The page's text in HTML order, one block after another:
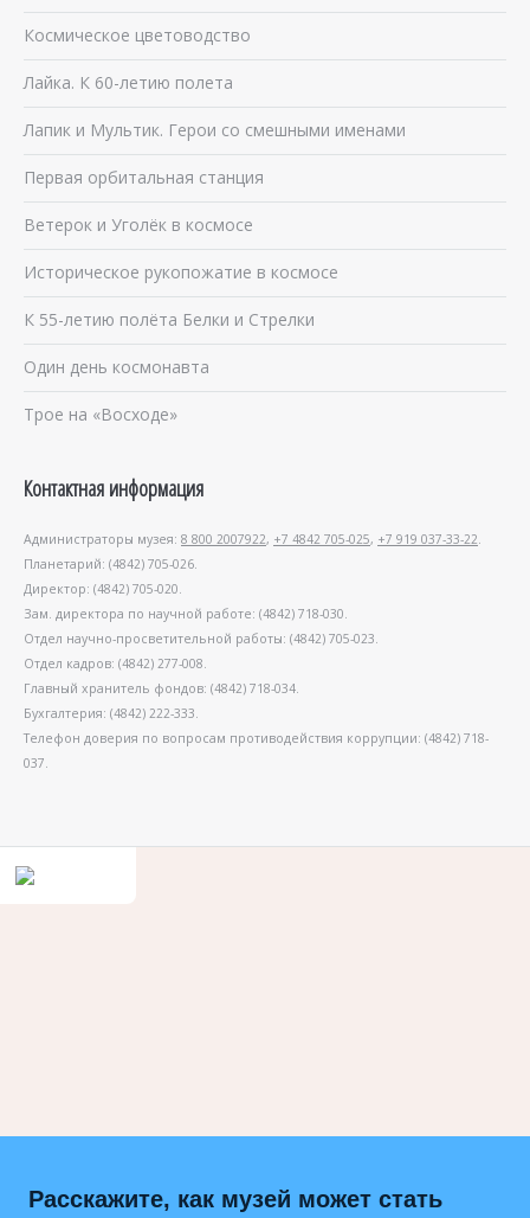
Космическое цветоводство
Лайка. К 60-летию полета
Лапик и Мультик. Герои со смешными именами
Первая орбитальная станция
Ветерок и Уголёк в космосе
Историческое рукопожатие в космосе
К 55-летию полёта Белки и Стрелки
Один день космонавта
Трое на «Восходе»
Контактная информация
Администраторы музея: 8 800 2007922, +7 4842 705-025, +7 919 037-33-22.
Планетарий: (4842) 705-026.
Директор: (4842) 705-020.
Зам. директора по научной работе: (4842) 718-030.
Отдел научно-просветительной работы: (4842) 705-023.
Отдел кадров: (4842) 277-008.
Главный хранитель фондов: (4842) 718-034.
Бухгалтерия: (4842) 222-333.
Телефон доверия по вопросам противодействия коррупции: (4842) 718-
037.
Расскажите, как музей может стать